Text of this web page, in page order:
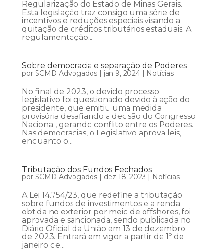
Regularização do Estado de Minas Gerais.
Esta legislação traz consigo uma série de
incentivos e reduções especiais visando a
quitação de créditos tributários estaduais. A
regulamentação...
Sobre democracia e separação de Poderes
por SCMD Advogados| jan 9, 2024| Notícias
No final de 2023, o devido processo
legislativo foi questionado devido à ação do
presidente, que emitiu uma medida
provisória desafiando a decisão do Congresso
Nacional, gerando conflito entre os Poderes.
Nas democracias, o Legislativo aprova leis,
enquanto o...
Tributação dos Fundos Fechados
por SCMD Advogados| dez 18, 2023 | Notícias
A Lei 14.754/23, que redefine a tributação
sobre fundos de investimentos e a renda
obtida no exterior por meio de offshores, foi
aprovada e sancionada, sendo publicada no
Diário Oficial da União em 13 de dezembro
de 2023. Entrará em vigor a partir de 1º de
janeiro de...